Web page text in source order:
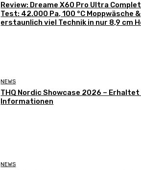
Review: Dreame X60 Pro Ultra
Test: 42.000 Pa, 100 °C Moppwäsche &
erstaunlich viel Technik in nur 8,9 cm
NEWS
THQ Nordic Showcase 2026 –
Informationen
NEWS